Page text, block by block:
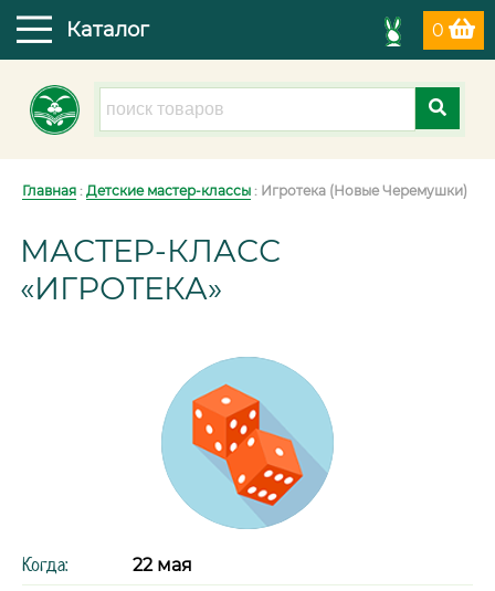
0
Каталог
Главная : Детские мастер-классы : Игротека (Новые Черемушки)
МАСТЕР-КЛАСС
«ИГРОТЕКА»
Когда: 22 мая